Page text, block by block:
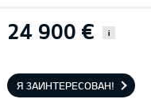
24 900 € i
Я ЗАИНТЕРЕСОВАН!